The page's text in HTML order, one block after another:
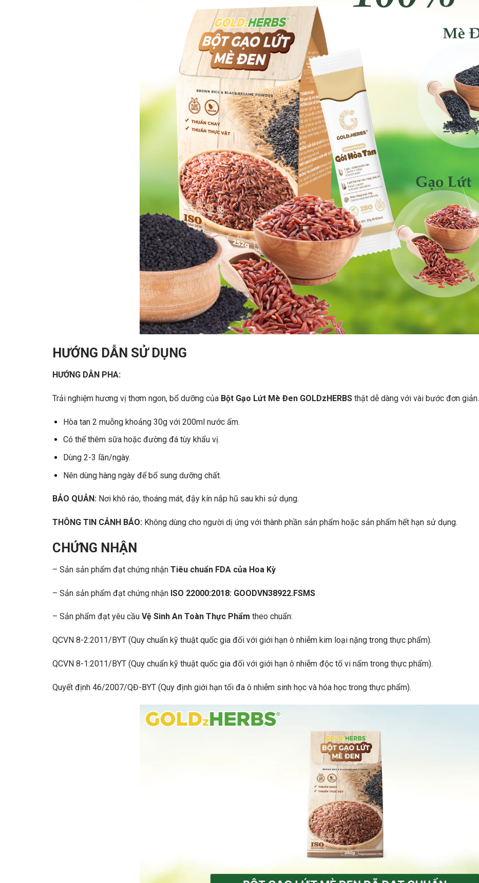
HƯỚNG DẪN SỬ DỤNG
HƯỚNG DẪN PHA:
Trải nghiệm hương vị thơm ngon, bổ dưỡng của Bột Gạo Lứt Mè Đen GOLDzHERBS thật dễ dàng với vài bước đơn giản.
Hòa tan 2 muỗng khoảng 30g với 200ml nước ấm.
Có thể thêm sữa hoặc đường đá tùy khẩu vị.
Dùng 2-3 lần/ngày.
Nên dùng hàng ngày để bổ sung dưỡng chất.
BẢO QUẢN: Nơi khô ráo, thoáng mát, đậy kín nắp hũ sau khi sử dụng.
THÔNG TIN CẢNH BÁO: Không dùng cho người dị ứng với thành phần sản phẩm hoặc sản phẩm hết hạn sử dụng.
CHỨNG NHẬN
– Sản sản phẩm đạt chứng nhận Tiêu chuẩn FDA của Hoa Kỳ
– Sản sản phẩm đạt chứng nhận ISO 22000:2018: GOODVN38922.FSMS
– Sản phẩm đạt yêu cầu Vệ Sinh An Toàn Thực Phẩm theo chuẩn:
QCVN 8-2:2011/BYT (Quy chuẩn kỹ thuật quốc gia đối với giới hạn ô nhiễm kim loại nặng trong thực phẩm).
QCVN 8-1:2011/BYT (Quy chuẩn kỹ thuật quốc gia đối với giới hạn ô nhiễm độc tố vi nấm trong thực phẩm).
Quyết định 46/2007/QĐ-BYT (Quy định giới hạn tối đa ô nhiễm sinh học và hóa học trong thực phẩm).